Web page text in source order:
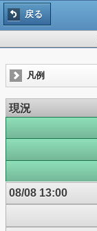
戻る
凡例
現況
08/08 13:00